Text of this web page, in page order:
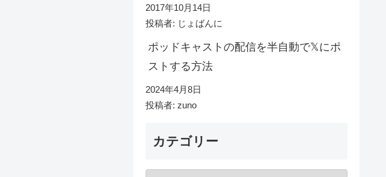
2017年10月14日
投稿者: じょばんに
ポッドキャストの配信を半自動で𝕏にポ
ストする方法
2024年4月8日
投稿者: zuno
カテゴリー